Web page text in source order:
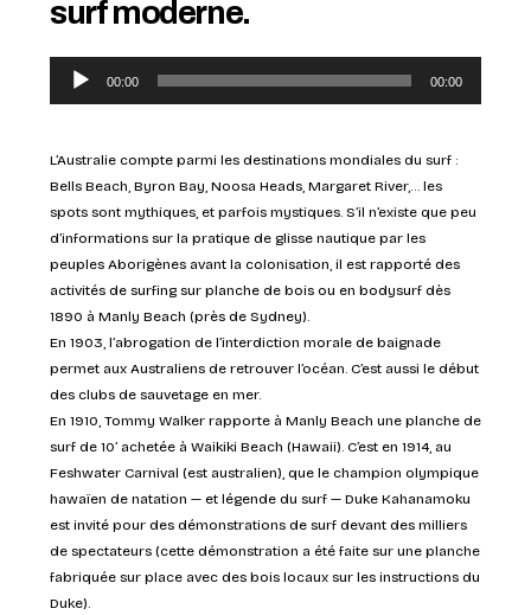
surf moderne.
Lecteur
00:00 00:00
L’Australie compte parmi les destinations mondiales du surf :
Bells Beach, Byron Bay, Noosa Heads, Margaret River,… les
spots sont mythiques, et parfois mystiques. S’il n’existe que peu
d’informations sur la pratique de glisse nautique par les
peuples Aborigènes avant la colonisation, il est rapporté des
activités de surfing sur planche de bois ou en bodysurf dès
1890 à Manly Beach (près de Sydney).
En 1903, l’abrogation de l’interdiction morale de baignade
permet aux Australiens de retrouver l’océan. C’est aussi le début
des clubs de sauvetage en mer.
En 1910, Tommy Walker rapporte à Manly Beach une planche de
surf de 10’ achetée à Waikiki Beach (Hawaii). C’est en 1914, au
Feshwater Carnival (est australien), que le champion olympique
hawaïen de natation — et légende du surf — Duke Kahanamoku
est invité pour des démonstrations de surf devant des milliers
de spectateurs (cette démonstration a été faite sur une planche
fabriquée sur place avec des bois locaux sur les instructions du
Duke).